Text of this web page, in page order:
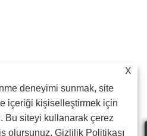
X
deneyimi sunmak, site
içeriği kişiselleştirmek için
Bu siteyi kullanarak çerez
olursunuz. Gizlilik Politikası